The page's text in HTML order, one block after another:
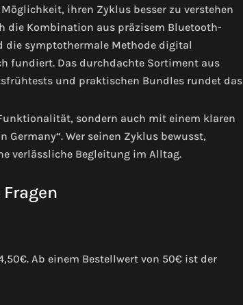
ihren Zyklus besser zu verstehen
die Kombination aus präzisem Bluetooth-
die symptothermale Methode digital
fundiert. Das durchdachte Sortiment aus
und praktischen Bundles rundet das
sondern auch mit einem klaren
Wer seinen Zyklus bewusst,
verlässliche Begleitung im Alltag.
Ab einem Bestellwert von 50€ ist der